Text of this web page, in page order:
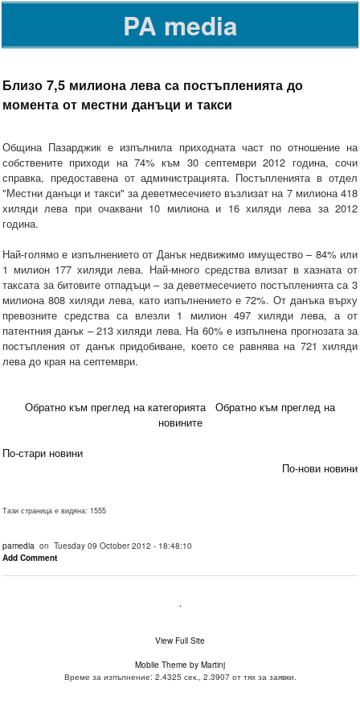
PA media
Близо 7,5 милиона лева са постъпленията до
момента от местни данъци и такси
Община Пазарджик е изпълнила приходната част по отношение на
собствените приходи на 74% към 30 септември 2012 година, сочи
справка, предоставена от администрацията. Постъпленията в отдел
"Местни данъци и такси" за деветмесечието възлизат на 7 милиона 418
хиляди лева при очаквани 10 милиона и 16 хиляди лева за 2012
година.
Най-голямо е изпълнението от Данък недвижимо имущество – 84% или
1 милион 177 хиляди лева. Най-много средства влизат в хазната от
таксата за битовите отпадъци – за деветмесечието постъпленията са 3
милиона 808 хиляди лева, като изпълнението е 72%. От данъка върху
превозните средства са влезли 1 милион 497 хиляди лева, а от
патентния данък – 213 хиляди лева. На 60% е изпълнена прогнозата за
постъпления от данък придобиване, което се равнява на 721 хиляди
лева до края на септември.
Обратно към преглед на категорията
Обратно към преглед на
новините
По-стари новини
По-нови новини
Тази страница е видяна: 1555
pamedia on Tuesday 09 October 2012 - 18:48:10
Add Comment
.
View Full Site
Mobile Theme by Martinj
Време за изпълнение: 2.4325 сек., 2.3907 от тях за заявки.